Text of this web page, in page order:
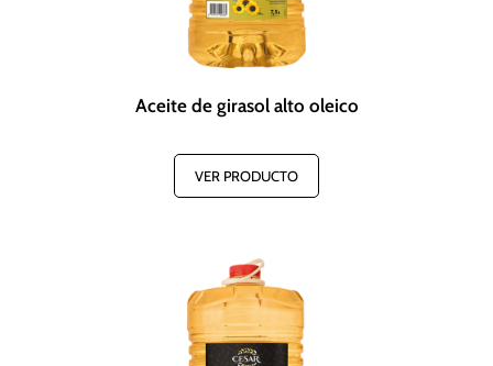
Aceite de girasol alto oleico
VER PRODUCTO